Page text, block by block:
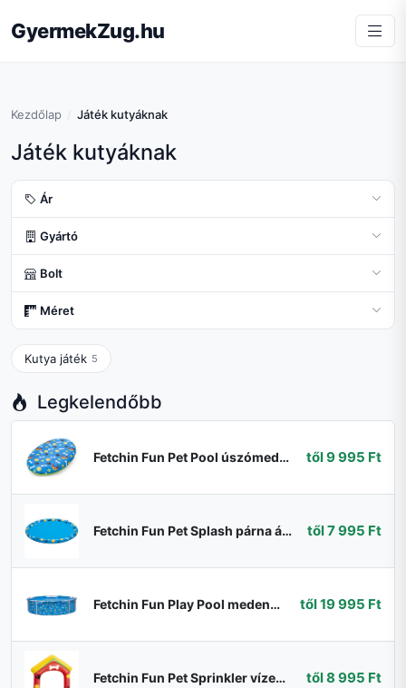
GyermekZug.hu
Kezdőlap Játék kutyáknak
Játék kutyáknak
Ár
Gyártó
Bolt
Méret
Kutya játék 5
Legkelendőbb
Fetchin Fun Pet Pool úszómedence állatoknak 1, 56 m x 1, 12 m től 9 995 Ft
Fetchin Fun Pet Splash párna állatoknak 1. 47m től 7 995 Ft
Fetchin Fun Play Pool medence állatoknak től 19 995 Ft
Fetchin Fun Pet Sprinkler vízeskapu állatoknak1, 42 m x 36 cm x 1, 27 m től 8 995 Ft